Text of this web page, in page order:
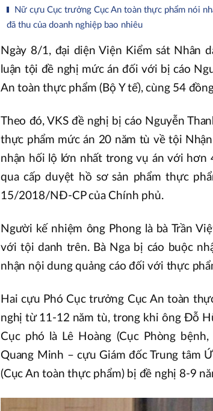
Nữ cựu Cục trưởng Cục An toàn thực phẩm nói
đã thu của doanh nghiệp bao nhiêu
Ngày 8/1, đại diện Viện Kiểm sát Nhân
luận tội đề nghị mức án đối với bị cáo
An toàn thực phẩm (Bộ Y tế), cùng 54
Theo đó, VKS đề nghị bị cáo Nguyễn
thực phẩm mức án 20 năm tù về tội
nhận hối lộ lớn nhất trong vụ án với hơn
qua cấp duyệt hồ sơ sản phẩm thực
15/2018/NĐ-CP của Chính phủ.
Người kế nhiệm ông Phong là bà Trần
với tội danh trên. Bà Nga bị cáo buộc
nhận nội dung quảng cáo đối với thực
Hai cựu Phó Cục trưởng Cục An toàn
nghị từ 11-12 năm tù, trong khi ông Đỗ
Cục phó là Lê Hoàng (Cục Phòng
Quang Minh – cựu Giám đốc Trung tâm
(Cục An toàn thực phẩm) bị đề nghị 8-9